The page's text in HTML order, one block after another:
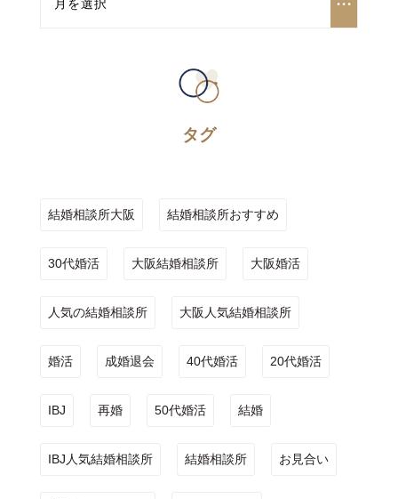
タグ
結婚相談所大阪 結婚相談所おすすめ
30代婚活 大阪結婚相談所 大阪婚活
人気の結婚相談所 大阪人気結婚相談所
婚活 成婚退会 40代婚活 20代婚活
IBJ 再婚 50代婚活 結婚
IBJ人気結婚相談所 結婚相談所 お見合い